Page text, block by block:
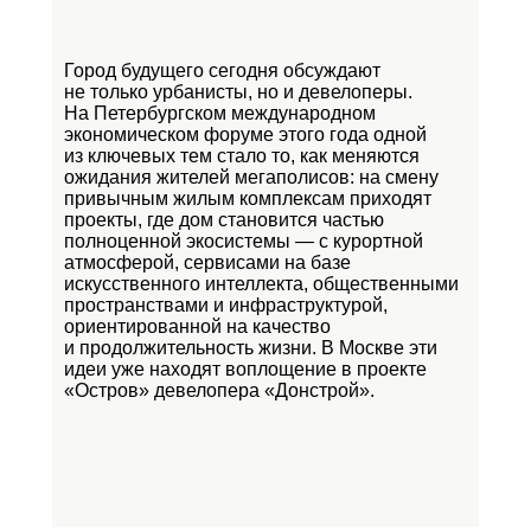
Город будущего сегодня обсуждают
не только урбанисты, но и девелоперы.
На Петербургском международном
экономическом форуме этого года одной
из ключевых тем стало то, как меняются
ожидания жителей мегаполисов: на смену
привычным жилым комплексам приходят
проекты, где дом становится частью
полноценной экосистемы — с курортной
атмосферой, сервисами на базе
искусственного интеллекта, общественными
пространствами и инфраструктурой,
ориентированной на качество
и продолжительность жизни. В Москве эти
идеи уже находят воплощение в проекте
«Остров» девелопера «Донстрой».